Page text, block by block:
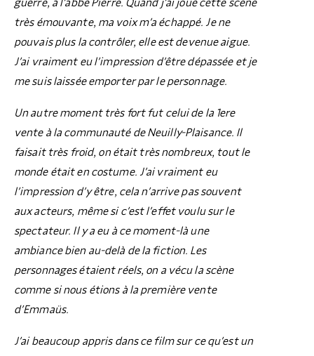
guerre, à l’abbé Pierre. Quand j’ai joué cette scène
très émouvante, ma voix m’a échappé. Je ne
pouvais plus la contrôler, elle est devenue aigue.
J’ai vraiment eu l’impression d’être dépassée et je
me suis laissée emporter par le personnage.
Un autre moment très fort fut celui de la 1ere
vente à la communauté de Neuilly-Plaisance. Il
faisait très froid, on était très nombreux, tout le
monde était en costume. J’ai vraiment eu
l’impression d’y être, cela n’arrive pas souvent
aux acteurs, même si c’est l’effet voulu sur le
spectateur. Il y a eu à ce moment-là une
ambiance bien au-delà de la fiction. Les
personnages étaient réels, on a vécu la scène
comme si nous étions à la première vente
d’Emmaüs.
J’ai beaucoup appris dans ce film sur ce qu’est un